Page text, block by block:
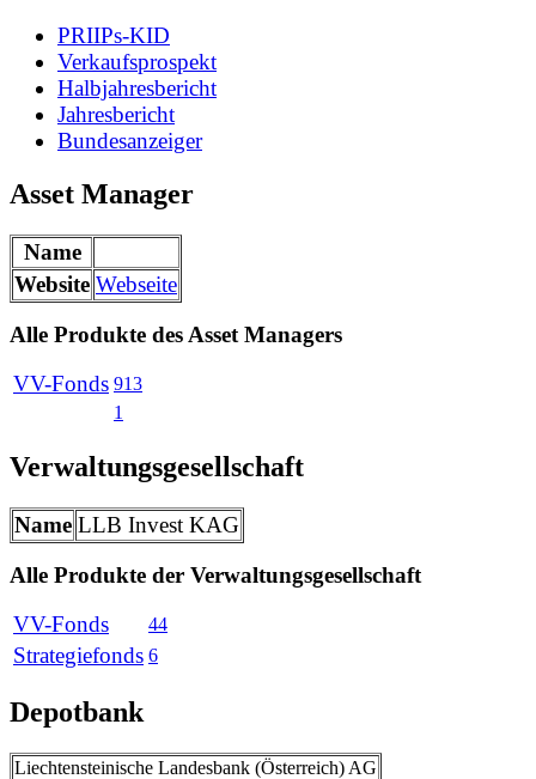
PRIIPs-KID
Verkaufsprospekt
Halbjahresbericht
Jahresbericht
Bundesanzeiger
Asset Manager
Name
Website Webseite
Alle Produkte des Asset Managers
VV-Fonds 913
1
Verwaltungsgesellschaft
Name LLB Invest KAG
Alle Produkte der Verwaltungsgesellschaft
VV-Fonds
44
Strategiefonds 6
Depotbank
Liechtensteinische Landesbank (Österreich) AG